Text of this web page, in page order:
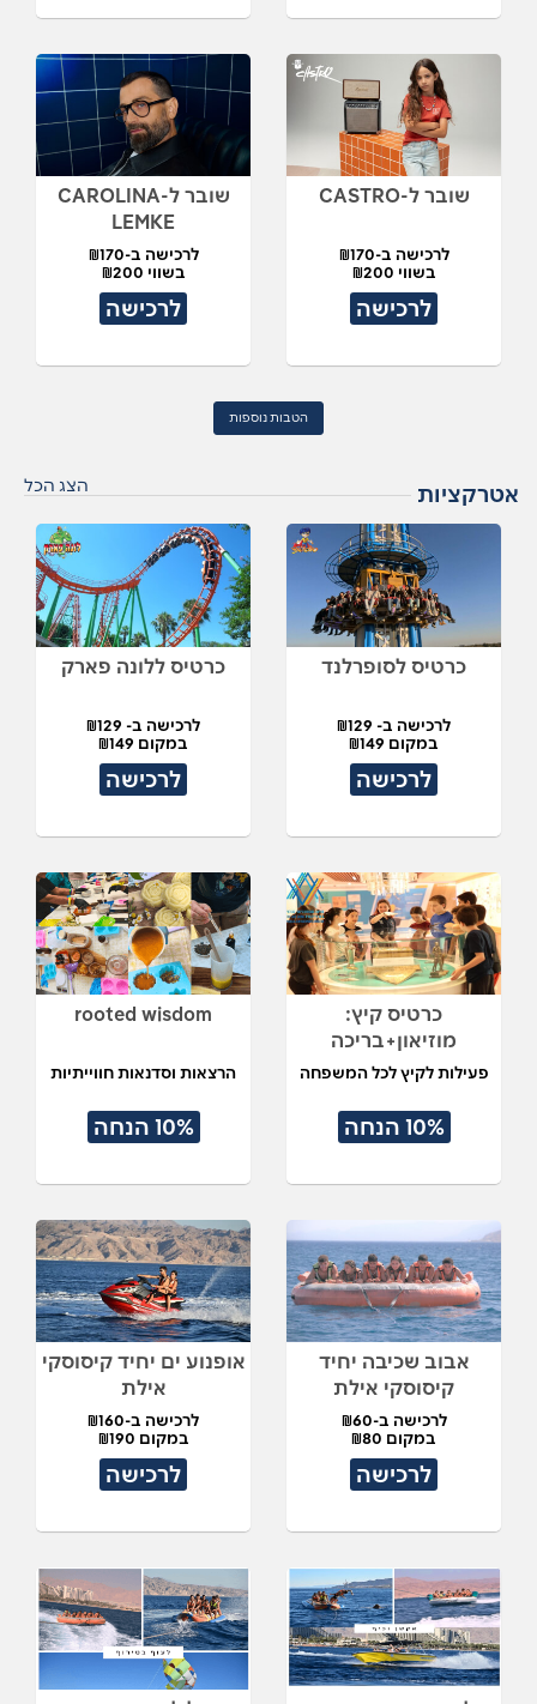
שובר ל-CASTRO
לרכישה ב-₪170
בשווי ₪200
לרכישה
שובר ל-CAROLINA
LEMKE
לרכישה ב-₪170
בשווי ₪200
לרכישה
הטבות נוספות
אטרקציות הצג הכל
כרטיס לסופרלנד
לרכישה ב- ₪129
במקום ₪149
לרכישה
כרטיס ללונה פארק
לרכישה ב- ₪129
במקום ₪149
לרכישה
כרטיס קיץ:
מוזיאון+בריכה
פעילות לקיץ לכל המשפחה
10% הנחה
rooted wisdom
הרצאות וסדנאות חווייתיות
10% הנחה
אבוב שכיבה יחיד
קיסוסקי אילת
לרכישה ב-₪60
במקום ₪80
לרכישה
אופנוע ים יחיד קיסוסקי
אילת
לרכישה ב-₪160
במקום ₪190
לרכישה